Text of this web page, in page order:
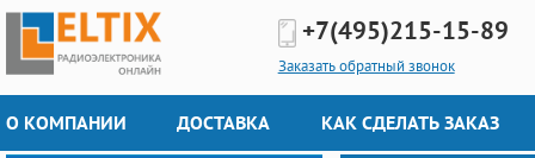
+7(495)215-15-89
Заказать обратный звонок
О КОМПАНИИ ДОСТАВКА КАК СДЕЛАТЬ ЗАКАЗ